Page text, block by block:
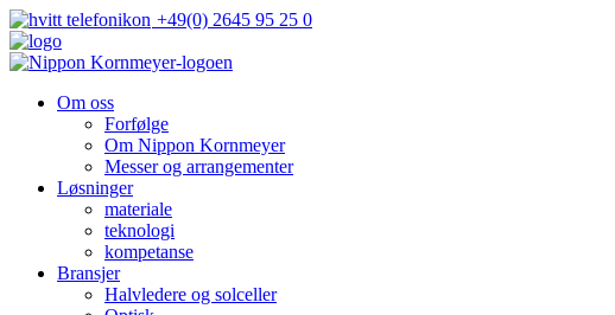
+49(0) 2645 95 25 0
Om oss
Forfølge
Om Nippon Kornmeyer
Messer og arrangementer
Løsninger
materiale
teknologi
kompetanse
Bransjer
Halvledere og solceller